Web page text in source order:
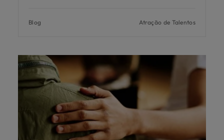
Blog Atração de Talentos